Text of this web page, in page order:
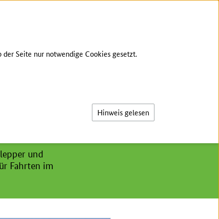
und
Fahrten im
Seite nur notwendige Cookies gesetzt.
Hinweis gelesen